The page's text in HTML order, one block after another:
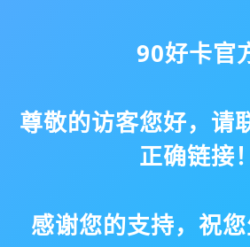
90好卡官
尊敬的访客您好，请
正确链接！
感谢您的支持，祝您